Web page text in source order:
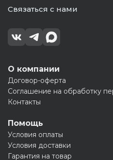
Связаться с нами
О компании
Договор-оферта
Соглашение на обработку
Контакты
Помощь
Условия оплаты
Условия доставки
Гарантия на товар